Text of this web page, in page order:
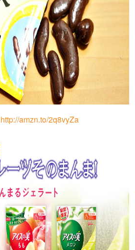
http://amzn.to/2q8vyZa